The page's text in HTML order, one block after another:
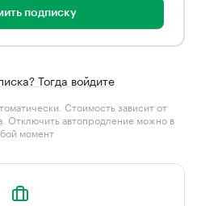
подписку
Тогда войдите
Стоимость зависит от
. Отключить автопродление можно в
момент